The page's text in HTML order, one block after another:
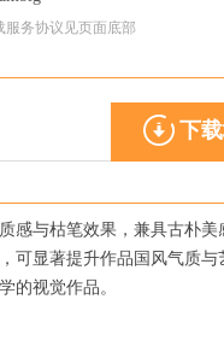
服务协议见页面底部
下
感与枯笔效果，兼具古朴美
可显著提升作品国风气质与
的视觉作品。